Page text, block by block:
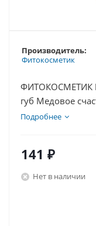
Производитель:
Фитокосметик
ФИТОКОСМЕТИК
губ Медовое
Подробнее
141 ₽
Нет в наличии